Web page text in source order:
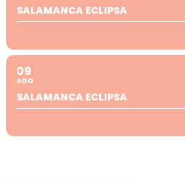
SALAMANCA ECLIPSA
09
AGO
SALAMANCA ECLIPSA